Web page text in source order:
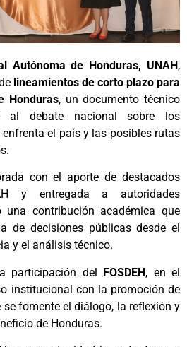
Autónoma de Honduras, UNAH,
lineamientos de corto plazo para
Honduras, un documento técnico
al debate nacional sobre los
el país y las posibles rutas
con el aporte de destacados
y entregada a autoridades
una contribución académica que
de decisiones públicas desde el
y el análisis técnico.
participación del FOSDEH, en el
institucional con la promoción de
fomente el diálogo, la reflexión y
de Honduras.